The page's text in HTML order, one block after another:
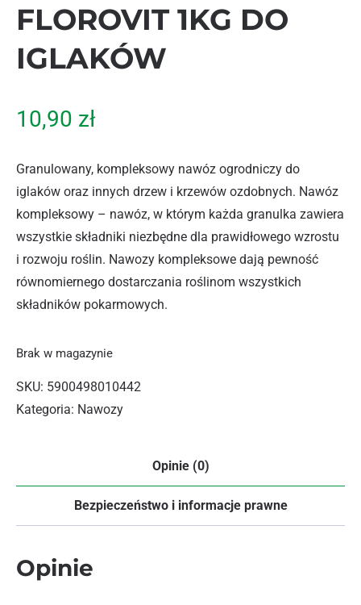
FLOROVIT 1KG DO
IGLAKÓW
10,90 zł
Granulowany, kompleksowy nawóz ogrodniczy do
iglaków oraz innych drzew i krzewów ozdobnych. Nawóz
kompleksowy – nawóz, w którym każda granulka zawiera
wszystkie składniki niezbędne dla prawidłowego wzrostu
i rozwoju roślin. Nawozy kompleksowe dają pewność
równomiernego dostarczania roślinom wszystkich
składników pokarmowych.
Brak w magazynie
SKU: 5900498010442
Kategoria: Nawozy
Opinie (0)
Bezpieczeństwo i informacje prawne
Opinie